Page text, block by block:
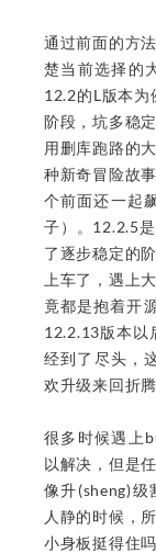
通过前面的方
楚当前选择的
12.2的L版本
阶段，坑多稳
用删库跑路的
种新奇冒险故
个前面还一起
子）。12.2.5
了逐步稳定的
上车了，遇上
竟都是抱着开
12.2.13版本以
经到了尽头，
欢升级来回折
很多时候遇上
以解决，但是
像升(sheng)级
人静的时候，
小身板挺得住